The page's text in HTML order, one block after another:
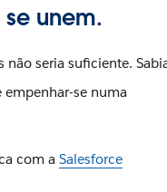
unem.
não seria suficiente.
empenhar-se numa
com aSalesforce